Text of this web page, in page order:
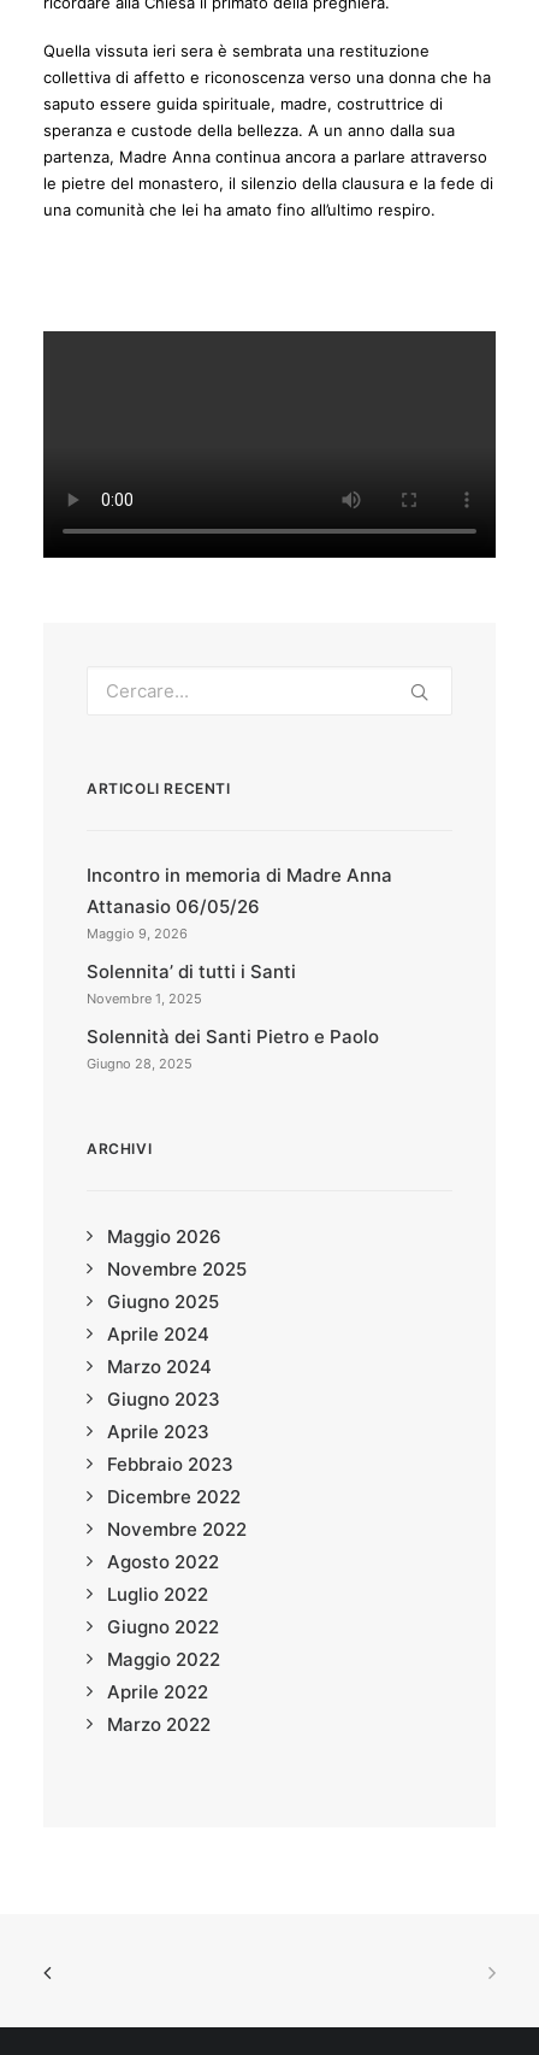
Quella vissuta ieri sera è sembrata una restituzione
collettiva di affetto e riconoscenza verso una donna che ha
saputo essere guida spirituale, madre, costruttrice di
speranza e custode della bellezza. A un anno dalla sua
partenza, Madre Anna continua ancora a parlare attraverso
le pietre del monastero, il silenzio della clausura e la fede di
una comunità che lei ha amato fino all’ultimo respiro.
ARTICOLI RECENTI
Incontro in memoria di Madre Anna
Attanasio 06/05/26
Maggio 9, 2026
Solennita’ di tutti i Santi
Novembre 1, 2025
Solennità dei Santi Pietro e Paolo
Giugno 28, 2025
ARCHIVI
Maggio 2026
Novembre 2025
Giugno 2025
Aprile 2024
Marzo 2024
Giugno 2023
Aprile 2023
Febbraio 2023
Dicembre 2022
Novembre 2022
Agosto 2022
Luglio 2022
Giugno 2022
Maggio 2022
Aprile 2022
Marzo 2022